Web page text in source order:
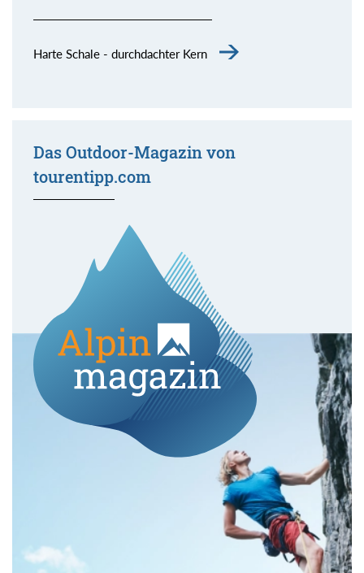
Harte Schale - durchdachter Kern
Das Outdoor-Magazin von
tourentipp.com